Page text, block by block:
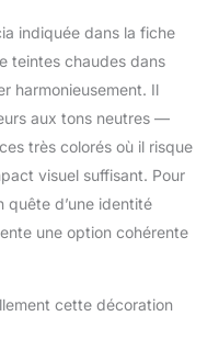
indiquée dans la fiche
teintes chaudes dans
harmonieusement. Il
aux tons neutres —
très colorés où il risque
visuel suffisant. Pour
quête d’une identité
une option cohérente
cette décoration